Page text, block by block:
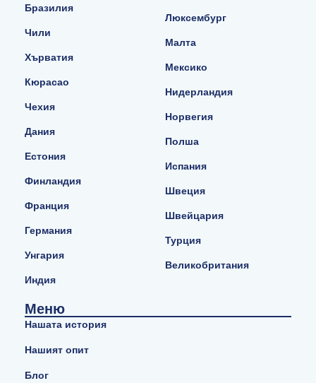
Бразилия
Чили
Хърватия
Кюрасао
Чехия
Дания
Естония
Финландия
Франция
Германия
Унгария
Индия
Люксембург
Малта
Мексико
Нидерландия
Норвегия
Полша
Испания
Швеция
Швейцария
Турция
Великобритания
Меню
Нашата история
Нашият опит
Блог